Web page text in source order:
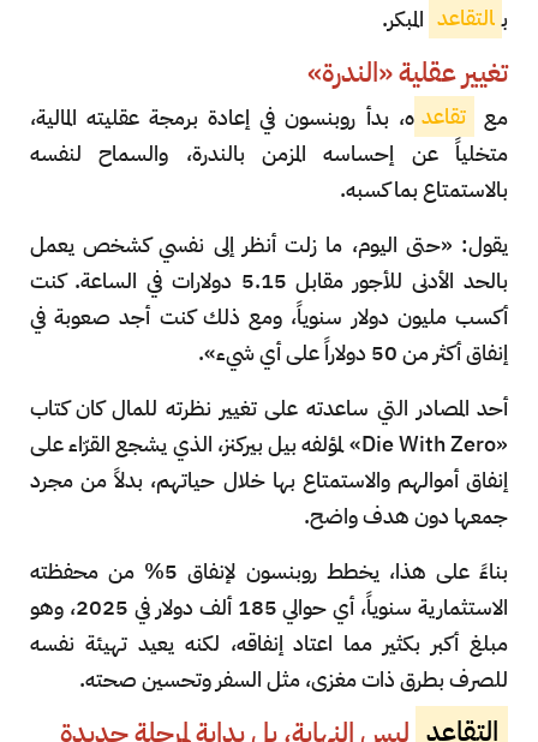
ب التقاعد المبكر.
تغيير عقلية «الندرة»
مع تقاعد ه، بدأ روبنسون في إعادة برمجة عقليته المالية،
متخلياً عن إحساسه المزمن بالندرة، والسماح لنفسه
بالاستمتاع بما كسبه.
يقول: «حتى اليوم، ما زلت أنظر إلى نفسي كشخص يعمل
بالحد الأدنى للأجور مقابل 5.15 دولارات في الساعة. كنت
أكسب مليون دولار سنوياً، ومع ذلك كنت أجد صعوبة في
إنفاق أكثر من 50 دولاراً على أي شيء».
أحد المصادر التي ساعدته على تغيير نظرته للمال كان كتاب
«Die With Zero» لمؤلفه بيل بيركنز، الذي يشجع القرّاء على
إنفاق أموالهم والاستمتاع بها خلال حياتهم، بدلاً من مجرد
جمعها دون هدف واضح.
بناءً على هذا، يخطط روبنسون لإنفاق 5% من محفظته
الاستثمارية سنوياً، أي حوالي 185 ألف دولار في 2025، وهو
مبلغ أكبر بكثير مما اعتاد إنفاقه، لكنه يعيد تهيئة نفسه
للصرف بطرق ذات مغزى، مثل السفر وتحسين صحته.
التقاعد ليس النهاية، بل بداية لمرحلة جديدة